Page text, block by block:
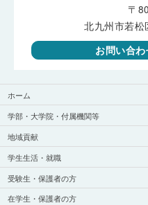
ホーム
学部・大学院・付属機関等
地域貢献
学生生活・就職
受験生・保護者の方
在学生・保護者の方
〒
北九州市若
お問い合わ